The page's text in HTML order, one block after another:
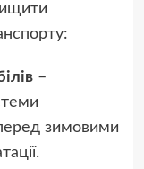
–
зимовими